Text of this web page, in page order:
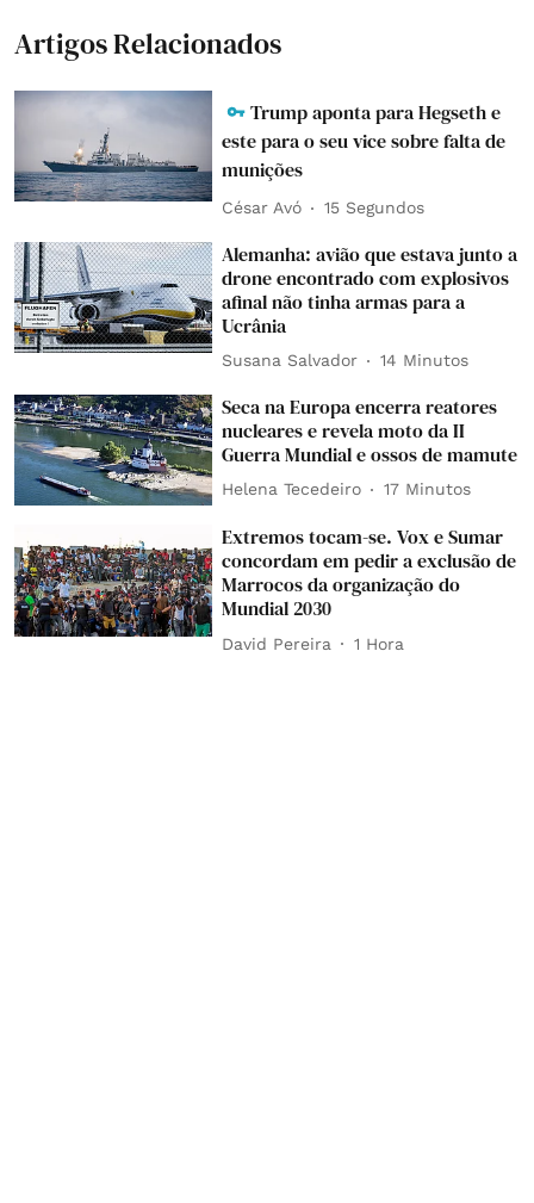
Artigos Relacionados
Trump aponta para Hegseth e
este para o seu vice sobre falta de
munições
César Avó 15 Segundos
Alemanha: avião que estava junto a
drone encontrado com explosivos
afinal não tinha armas para a
Ucrânia
Susana Salvador 14 Minutos
Seca na Europa encerra reatores
nucleares e revela moto da II
Guerra Mundial e ossos de mamute
Helena Tecedeiro 17 Minutos
Extremos tocam-se. Vox e Sumar
concordam em pedir a exclusão de
Marrocos da organização do
Mundial 2030
David Pereira 1 Hora